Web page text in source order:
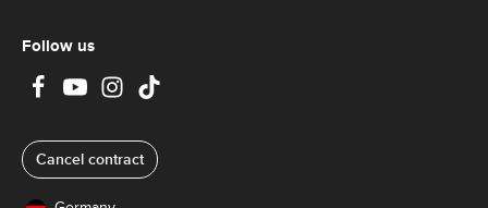
Follow us
Cancel contract